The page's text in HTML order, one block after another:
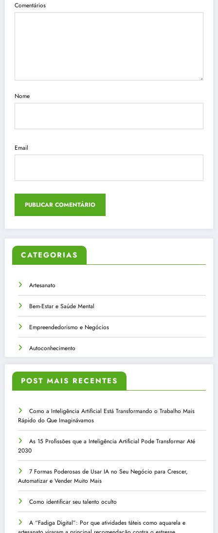
Comentários
Nome
Email
CATEGORIAS
Artesanato
Bem-Estar e Saúde Mental
Empreendedorismo e Negócios
Autoconhecimento
POST MAIS RECENTES
Como a Inteligência Artificial Está Transformando o Trabalho Mais
Rápido do Que Imaginávamos
As 15 Profissões que a Inteligência Artificial Pode Transformar Até
2030
7 Formas Poderosas de Usar IA no Seu Negócio para Crescer,
Automatizar e Vender Muito Mais
Como identificar seu talento oculto
A “Fadiga Digital”: Por que atividades táteis como aquarela e